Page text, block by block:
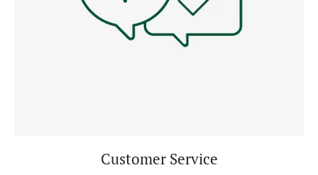
Customer Service